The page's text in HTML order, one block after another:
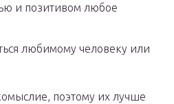
и позитивом любое
любимому человеку или
поэтому их лучше